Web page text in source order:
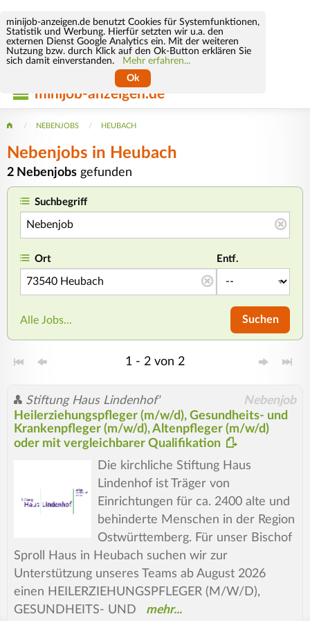
minijob-anzeigen.de benutzt Cookies für Systemfunktionen,
Statistik und Werbung. Hierfür setzten wir u.a. den
externen Dienst Google Analytics ein. Mit der weiteren
Nutzung bzw. durch Klick auf den Ok-Button erklären Sie
sich damit einverstanden.
Mehr erfahren...
Ok
minijob-anzeigen.de
NEBENJOBS HEUBACH
Nebenjobs in Heubach
2 Nebenjobs gefunden
Suchbegriff
Ort Entf.
Alle Jobs... Suchen
1 - 2 von 2
Stiftung Haus Lindenhof' Nebenjob
Heilerziehungspfleger (m/w/d), Gesundheits- und
Krankenpfleger (m/w/d), Altenpfleger (m/w/d)
oder mit vergleichbarer Qualifikation
Die kirchliche Stiftung Haus
Lindenhof ist Träger von
Einrichtungen für ca. 2400 alte und
behinderte Menschen in der Region
Ostwürttemberg. Für unser Bischof
Sproll Haus in Heubach suchen wir zur
Unterstützung unseres Teams ab August 2026
einen HEILERZIEHUNGSPFLEGER (M/W/D),
GESUNDHEITS- UND